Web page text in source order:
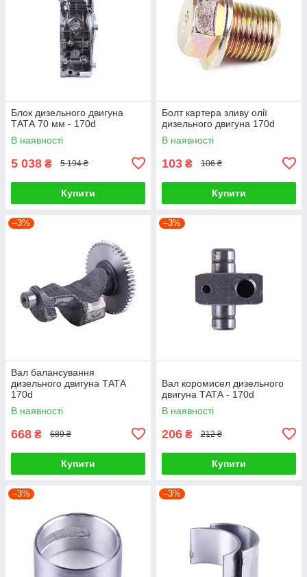
Блок дизельного двигуна
ТАТА 70 мм - 170d
В наявності
5 038 ₴ 5 194 ₴
Купити
Болт картера зливу олії
дизельного двигуна 170d
В наявності
103 ₴ 106 ₴
Купити
–3%
Вал балансування
дизельного двигуна ТАТА
170d
В наявності
668 ₴ 689 ₴
Купити
–3%
Вал коромисел дизельного
двигуна ТАТА - 170d
В наявності
206 ₴ 212 ₴
Купити
–3% –3%